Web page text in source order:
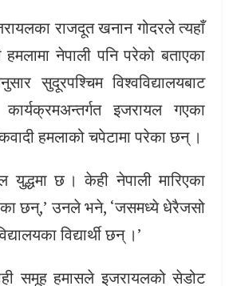
राजदूत खनान गोदरले त्यहाँ
नेपाली पनि परेको बताएका
सुदूरपश्चिम विश्वविद्यालयबाट
कार्यक्रमअन्तर्गत इजरायल गएका
हमलाको चपेटामा परेका छन् ।
युद्धमा छ । केही नेपाली मारिएका
छन्,’ उनले भने, ‘जसमध्ये धेरैजसो
विद्यार्थी छन् ।’
समूह हमासले इजरायलको सेडोट